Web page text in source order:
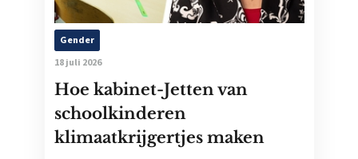
Gender
18 juli 2026
Hoe kabinet-Jetten van
schoolkinderen
klimaatkrijgertjes maken